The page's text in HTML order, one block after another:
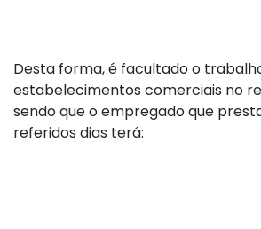
Desta forma, é facultado o
estabelecimentos comerciais no
sendo que o empregado que
referidos dias terá: